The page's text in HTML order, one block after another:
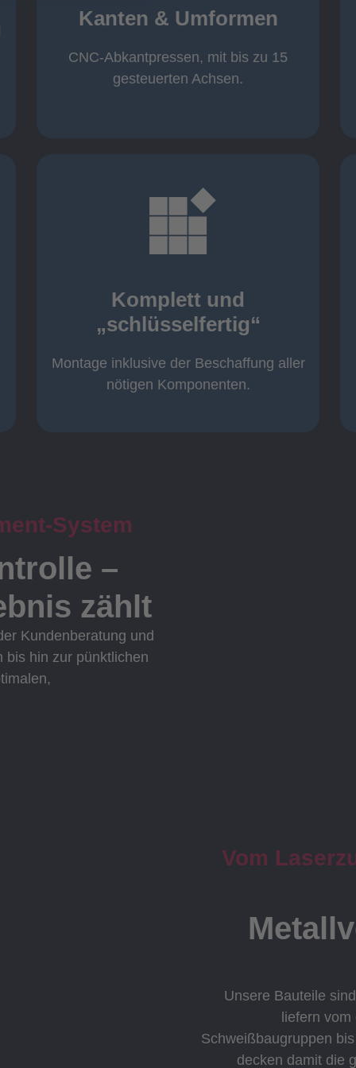
Kanten & Umformen
CNC-Abkantpressen, mit bis zu 15
gesteuerten Achsen.
Kanten & Umformen
von 160 kN bis 4000 kN
von 600 mm bis 4000 mm
Komplett und
„schlüsselfertig“
Montage inklusive der Beschaffung aller
nötigen Komponenten.
Komplett und
„schlüsselfertig“:
Komponenten von Elting
mehr erfahren
System
–
zählt
Kundenberatung und
bis hin zur pünktlichen
Vom
Unsere Bauteile
liefern vom
Schweißbaugruppen
decken damit die